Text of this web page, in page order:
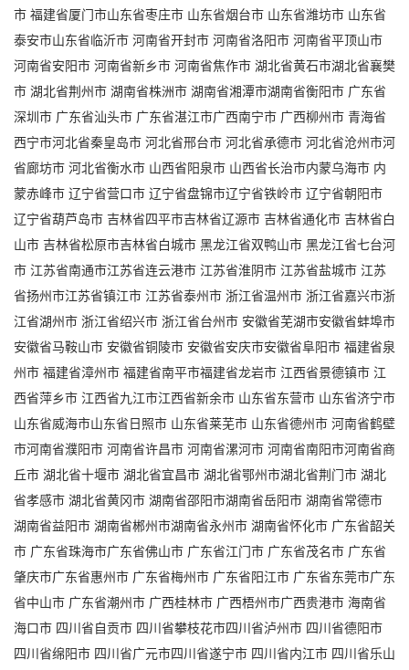
市 福建省厦门市山东省枣庄市 山东省烟台市 山东省潍坊市 山东省
泰安市山东省临沂市 河南省开封市 河南省洛阳市 河南省平顶山市
河南省安阳市 河南省新乡市 河南省焦作市 湖北省黄石市湖北省襄樊
市 湖北省荆州市 湖南省株洲市 湖南省湘潭市湖南省衡阳市 广东省
深圳市 广东省汕头市 广东省湛江市广西南宁市 广西柳州市 青海省
西宁市河北省秦皇岛市 河北省邢台市 河北省承德市 河北省沧州市河
省廊坊市 河北省衡水市 山西省阳泉市 山西省长治市内蒙乌海市 内
蒙赤峰市 辽宁省营口市 辽宁省盘锦市辽宁省铁岭市 辽宁省朝阳市
辽宁省葫芦岛市 吉林省四平市吉林省辽源市 吉林省通化市 吉林省白
山市 吉林省松原市吉林省白城市 黑龙江省双鸭山市 黑龙江省七台河
市 江苏省南通市江苏省连云港市 江苏省淮阴市 江苏省盐城市 江苏
省扬州市江苏省镇江市 江苏省泰州市 浙江省温州市 浙江省嘉兴市浙
江省湖州市 浙江省绍兴市 浙江省台州市 安徽省芜湖市安徽省蚌埠市
安徽省马鞍山市 安徽省铜陵市 安徽省安庆市安徽省阜阳市 福建省泉
州市 福建省漳州市 福建省南平市福建省龙岩市 江西省景德镇市 江
西省萍乡市 江西省九江市江西省新余市 山东省东营市 山东省济宁市
山东省威海市山东省日照市 山东省莱芜市 山东省德州市 河南省鹤壁
市河南省濮阳市 河南省许昌市 河南省漯河市 河南省南阳市河南省商
丘市 湖北省十堰市 湖北省宜昌市 湖北省鄂州市湖北省荆门市 湖北
省孝感市 湖北省黄冈市 湖南省邵阳市湖南省岳阳市 湖南省常德市
湖南省益阳市 湖南省郴州市湖南省永州市 湖南省怀化市 广东省韶关
市 广东省珠海市广东省佛山市 广东省江门市 广东省茂名市 广东省
肇庆市广东省惠州市 广东省梅州市 广东省阳江市 广东省东莞市广东
省中山市 广东省潮州市 广西桂林市 广西梧州市广西贵港市 海南省
海口市 四川省自贡市 四川省攀枝花市四川省泸州市 四川省德阳市
四川省绵阳市 四川省广元市四川省遂宁市 四川省内江市 四川省乐山